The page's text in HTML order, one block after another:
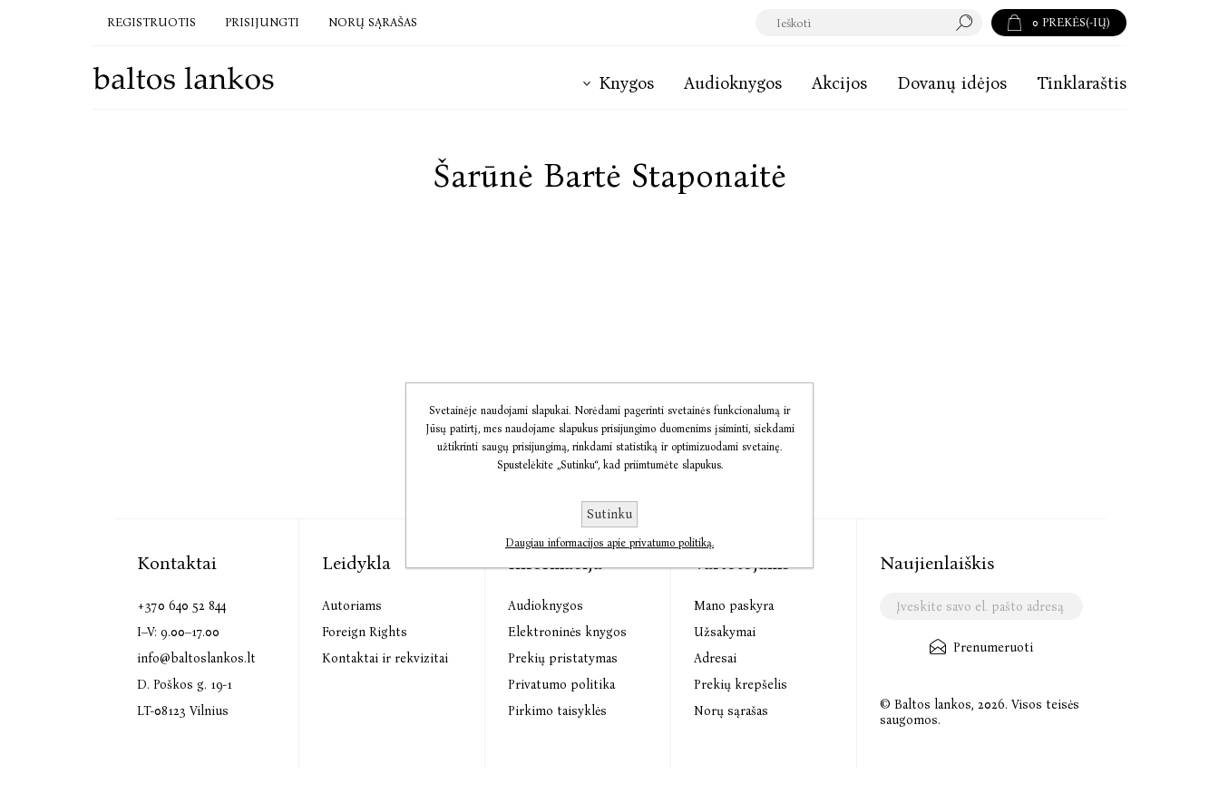
REGISTRUOTIS PRISIJUNGTI NORŲ SĄRAŠAS 0 PREKĖS(-IŲ)
Knygos Audioknygos Akcijos Dovanų idėjos Tinklaraštis
Šarūnė Bartė Staponaitė
Kontaktai
+370 640 52 844
I–V: 9.00–17.00
info@baltoslankos.lt
D. Poškos g. 19-1
LT-08123 Vilnius
Leidykla
Autoriams
Foreign Rights
Kontaktai ir rekvizitai
Informacija
Audioknygos
Elektroninės knygos
Prekių pristatymas
Privatumo politika
Pirkimo taisyklės
Vartotojams
Mano paskyra
Užsakymai
Adresai
Prekių krepšelis
Norų sąrašas
Naujienlaiškis
Prenumeruoti
© Baltos lankos, 2026. Visos teisės
saugomos.
Svetainėje naudojami slapukai. Norėdami pagerinti svetainės funkcionalumą ir
Jūsų patirtį, mes naudojame slapukus prisijungimo duomenims įsiminti, siekdami
užtikrinti saugų prisijungimą, rinkdami statistiką ir optimizuodami svetainę.
Spustelėkite „Sutinku“, kad priimtumėte slapukus.
Sutinku
Daugiau informacijos apie privatumo politiką.